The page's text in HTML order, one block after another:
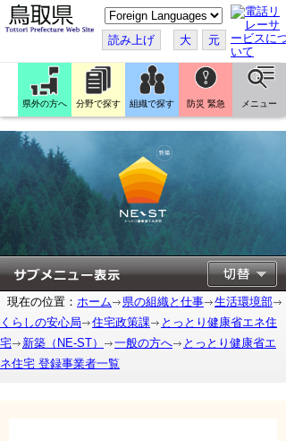
こ
の
ペ
ー
ジ
翻
訳
す
る
読み上げ 大 元
県外の方へ 分野で探す 組織で探す 防災 緊急 メニュー
現在の位置： ホーム 県の組織と仕事
生活環境部
くらしの安心局
住宅政策課
とっとり健康省エネ住
宅
新築（NE-ST） 一般の方へ
とっとり健康省エ
ネ住宅 登録事業者一覧